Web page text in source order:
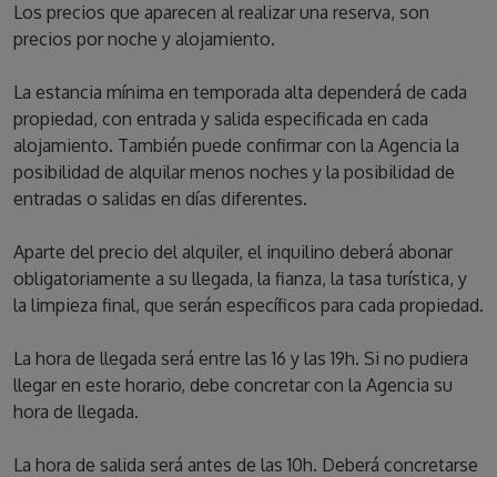
Los precios que aparecen al realizar una reserva, son
precios por noche y alojamiento.
La estancia mínima en temporada alta dependerá de cada
propiedad, con entrada y salida especificada en cada
alojamiento. También puede confirmar con la Agencia la
posibilidad de alquilar menos noches y la posibilidad de
entradas o salidas en días diferentes.
Aparte del precio del alquiler, el inquilino deberá abonar
obligatoriamente a su llegada, la fianza, la tasa turística, y
la limpieza final, que serán específicos para cada propiedad.
La hora de llegada será entre las 16 y las 19h. Si no pudiera
llegar en este horario, debe concretar con la Agencia su
hora de llegada.
La hora de salida será antes de las 10h. Deberá concretarse